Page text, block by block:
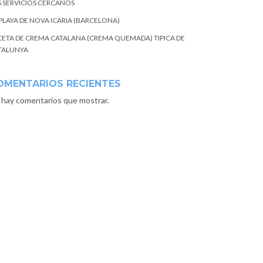
SERVICIOS CERCANOS
DE NOVA ICARIA (BARCELONA)
DE CREMA CATALANA (CREMA QUEMADA) TIPICA DE
RECIENTES
comentarios que mostrar.